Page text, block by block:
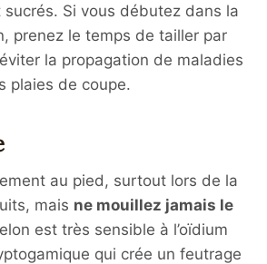
Si vous débutez dans la
prenez le temps de tailler par
la propagation de maladies
plaies de coupe.
au pied, surtout lors de la
mais ne mouillez jamais le
est très sensible à l’oïdium
qui crée un feutrage